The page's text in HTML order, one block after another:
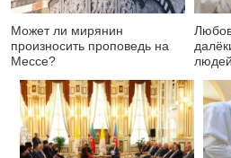
Может ли мирянин
произносить проповедь на
Мессе?